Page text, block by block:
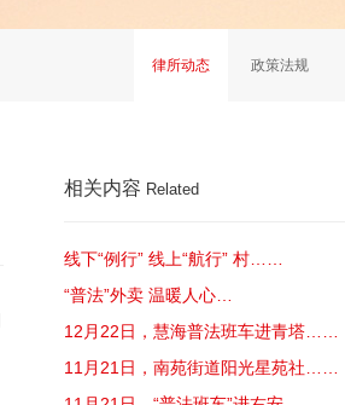
律所动态 政策法规
相关内容 Related
线下“例行” 线上“航行” 村……
“普法”外卖 温暖人心…
12月22日，慧海普法班车进青塔……
11月21日，南苑街道阳光星苑社……